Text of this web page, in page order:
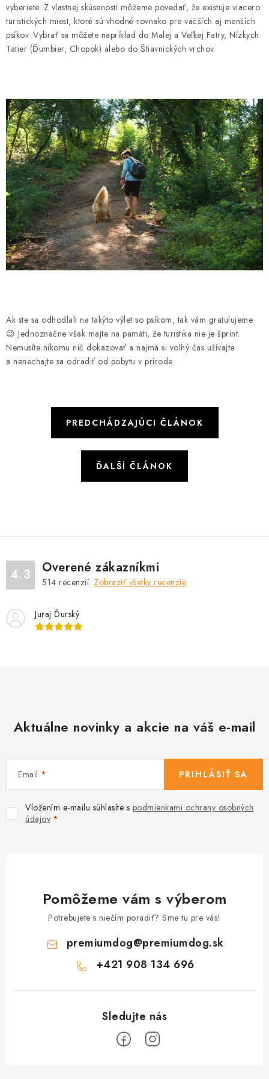
vyberiete. Z vlastnej skúsenosti môžeme povedať, že existuje viacero
turistických miest, ktoré sú vhodné rovnako pre väčších aj menších
psíkov. Vybrať sa môžete napríklad do Malej a Veľkej Fatry, Nízkych
Tatier (Ďumbier, Chopok) alebo do Štiavnických vrchov.
Ak ste sa odhodlali na takýto výlet so psíkom, tak vám gratulujeme
😉 Jednoznačne však majte na pamäti, že turistika nie je šprint.
Nemusíte nikomu nič dokazovať a najmä si voľný čas užívajte
a nenechajte sa odradiť od pobytu v prírode.
PREDCHÁDZAJÚCI ČLÁNOK
ĎALŠÍ ČLÁNOK
4.3 Overené zákazníkmi
514 recenzií. Zobraziť všetky recenzie
Juraj Ďurský
Aktuálne novinky a akcie na váš e-mail
Email
Vložením e-mailu súhlasíte s podmienkami ochrany osobných
údajov
PRIHLÁSIŤ SA
Pomôžeme vám s výberom
Potrebujete s niečím poradiť? Sme tu pre vás!
premiumdog@premiumdog.sk
+421 908 134 696